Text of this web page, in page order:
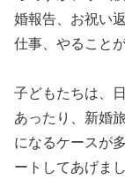
婚報告、お祝い
仕事、やること
子どもたちは、
あったり、新婚
になるケースが
ートしてあげまし